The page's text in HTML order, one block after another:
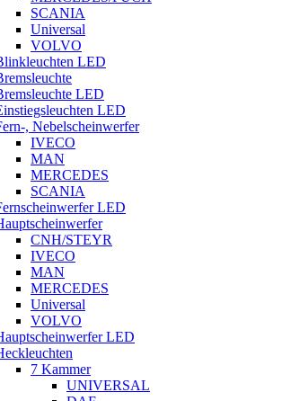
SCANIA
Universal
VOLVO
LED
LED
LED
, Nebelscheinwerfer
IVECO
MAN
MERCEDES
SCANIA
LED
CNH/STEYR
IVECO
MAN
MERCEDES
Universal
VOLVO
LED
7 Kammer
UNIVERSAL